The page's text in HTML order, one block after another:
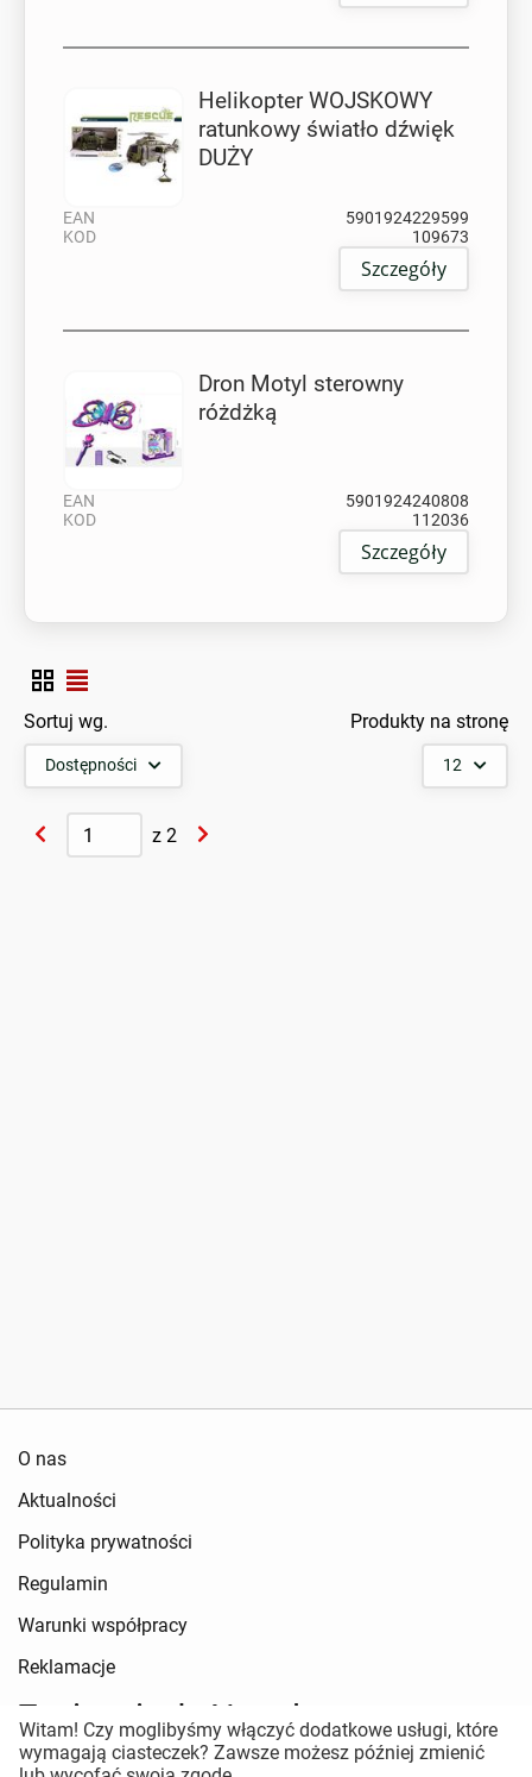
Helikopter WOJSKOWY
ratunkowy światło dźwięk
DUŻY
EAN
5901924229599
KOD
109673
Szczegóły
Dron Motyl sterowny
różdżką
EAN
5901924240808
KOD
112036
Szczegóły
Sortuj wg.
Dostępności 12
Produkty na stronę
z 2
O nas
Aktualności
Polityka prywatności
Regulamin
Warunki współpracy
Reklamacje
Zapisz się do Newslettera
Witam! Czy moglibyśmy włączyć dodatkowe usługi, które
wymagają ciasteczek? Zawsze możesz później zmienić